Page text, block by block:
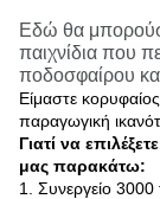
Εδώ θα
παιχνίδια που
ποδοσφαίρου
Είμαστε
παραγωγική
Γιατί να
μας παρακάτω:
1. Συνεργείο